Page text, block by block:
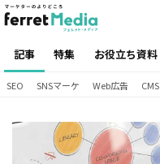
記事 特集 お役立ち資料
SEO SNSマーケ Web広告 CMS